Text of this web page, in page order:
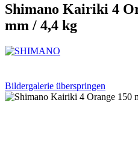
Shimano Kairiki 4
mm / 4,4 kg
Bildergalerie überspringen